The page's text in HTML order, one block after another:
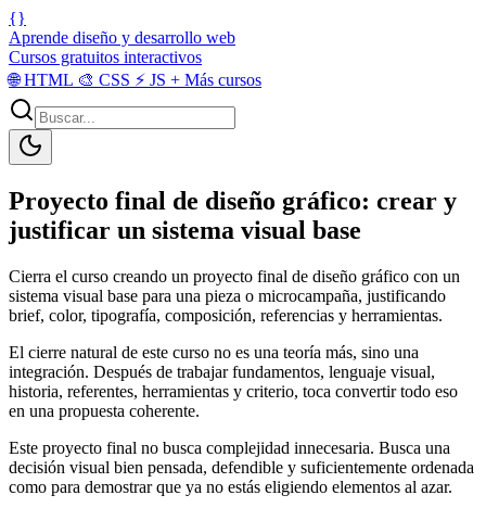
{}
Aprende diseño y desarrollo web
Cursos gratuitos interactivos
🌐HTML 🎨 CSS ⚡ JS + Más cursos
Proyecto final de diseño gráfico: crear y
justificar un sistema visual base
Cierra el curso creando un proyecto final de diseño gráfico con un
sistema visual base para una pieza o microcampaña, justificando
brief, color, tipografía, composición, referencias y herramientas.
El cierre natural de este curso no es una teoría más, sino una
integración. Después de trabajar fundamentos, lenguaje visual,
historia, referentes, herramientas y criterio, toca convertir todo eso
en una propuesta coherente.
Este proyecto final no busca complejidad innecesaria. Busca una
decisión visual bien pensada, defendible y suficientemente ordenada
como para demostrar que ya no estás eligiendo elementos al azar.